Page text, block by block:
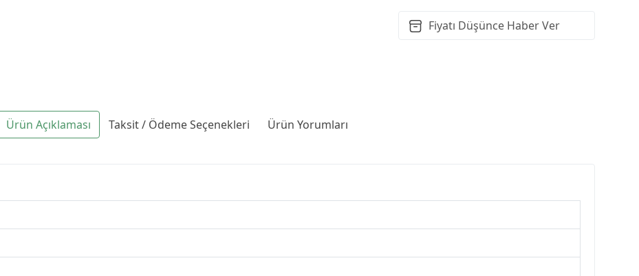
Fiyatı Düşünce Haber Ver
Ürün Açıklaması Taksit / Ödeme Seçenekleri Ürün Yorumları